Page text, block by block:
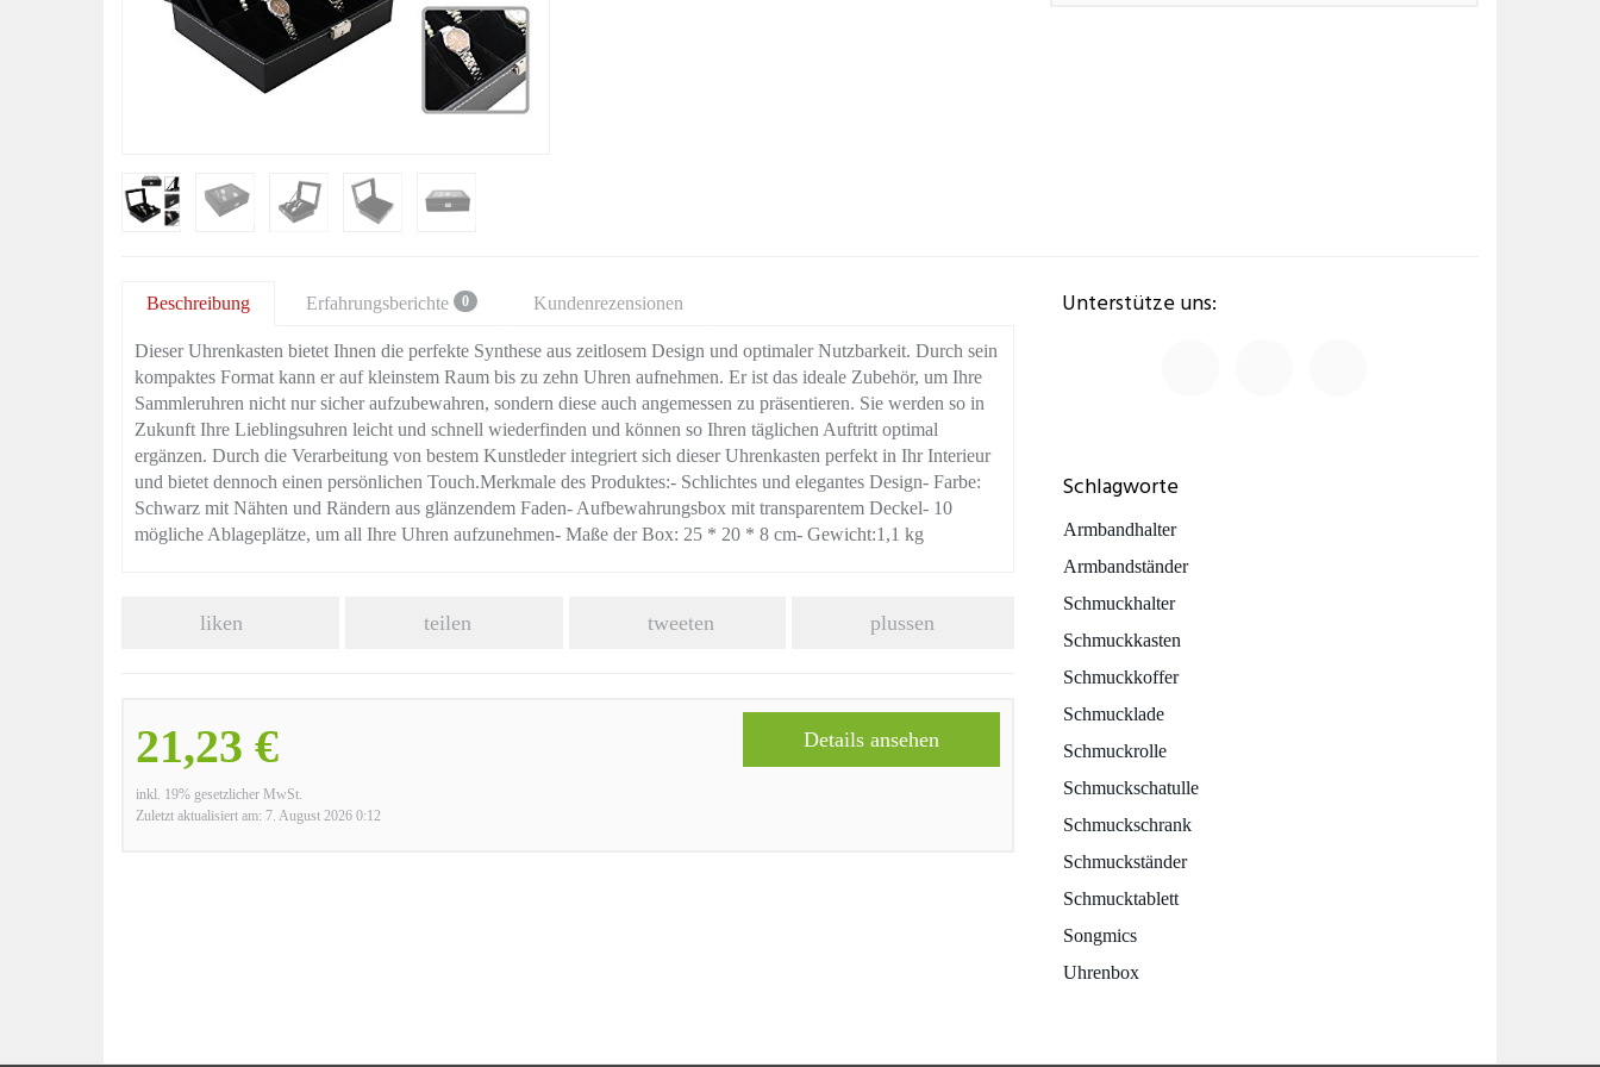
Beschreibung Erfahrungsberichte 0 Kundenrezensionen
Dieser Uhrenkasten bietet Ihnen die perfekte Synthese aus zeitlosem Design und optimaler Nutzbarkeit. Durch sein
kompaktes Format kann er auf kleinstem Raum bis zu zehn Uhren aufnehmen. Er ist das ideale Zubehör, um Ihre
Sammleruhren nicht nur sicher aufzubewahren, sondern diese auch angemessen zu präsentieren. Sie werden so in
Zukunft Ihre Lieblingsuhren leicht und schnell wiederfinden und können so Ihren täglichen Auftritt optimal
ergänzen. Durch die Verarbeitung von bestem Kunstleder integriert sich dieser Uhrenkasten perfekt in Ihr Interieur
und bietet dennoch einen persönlichen Touch.Merkmale des Produktes:- Schlichtes und elegantes Design- Farbe:
Schwarz mit Nähten und Rändern aus glänzendem Faden- Aufbewahrungsbox mit transparentem Deckel- 10
mögliche Ablageplätze, um all Ihre Uhren aufzunehmen- Maße der Box: 25 * 20 * 8 cm- Gewicht:1,1 kg
liken teilen tweeten plussen
21,23 €
inkl. 19% gesetzlicher MwSt.
Zuletzt aktualisiert am: 7. August 2026 0:12
Details ansehen
Unterstütze uns:
Schlagworte
Armbandhalter
Armbandständer
Schmuckhalter
Schmuckkasten
Schmuckkoffer
Schmucklade
Schmuckrolle
Schmuckschatulle
Schmuckschrank
Schmuckständer
Schmucktablett
Songmics
Uhrenbox